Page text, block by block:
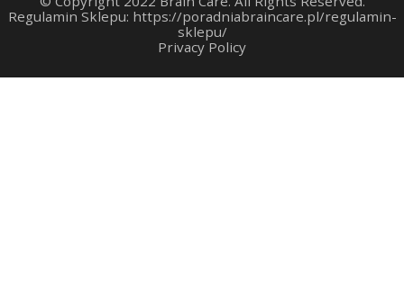
Regulamin Sklepu: https://poradniabraincare.pl/regulamin-
sklepu/
Privacy Policy